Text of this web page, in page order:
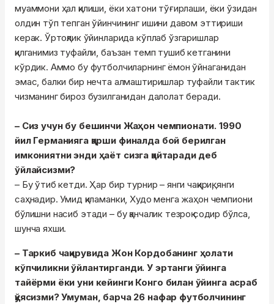
муаммони ҳал қилиши, ёки хатони тўғирлаши, ёки ўзидан
олдин тўп тепган ўйинчининг ишини давом эттириши
керак. Ўртоқлик ўйинларида кўплаб ўзгаришлар
қилганимиз туфайли, баъзан темп тушиб кетганини
кўрдик. Аммо бу футболчиларнинг ёмон ўйнаганидан
эмас, балки бир нечта алмаштиришлар туфайли тактик
чизманинг бироз бузилганидан далолат беради.
– Сиз учун бу бешинчи Жаҳон чемпионати. 1990
йил Германияга қарши финалда бой берилган
имкониятни энди ҳаёт сизга қайтаради деб
ўйлайсизми?
– Бу ўтиб кетди. Ҳар бир турнир – янги чақириқ, янги
саҳнадир. Умид қиламанки, Худо менга жаҳон чемпиони
бўлишни насиб этади – бу қанчалик тезроқ содир бўлса,
шунча яхши.
– Таркиб чақирувида Жон Кордобанинг ҳолати
кўпчиликни ўйлантирганди. У эртанги ўйинга
тайёрми ёки уни кейинги Конго билан ўйинга асраб
қўясизми? Умуман, барча 26 нафар футболчининг